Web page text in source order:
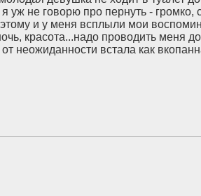
уж не говорю про пернуть -
и у меня всплыли мои
красота...надо проводить меня
неожиданности встала как
В общаге туалет один на
потолок, чтоб его мать
Пукать я выходила из комнаты, под
оправдывалась